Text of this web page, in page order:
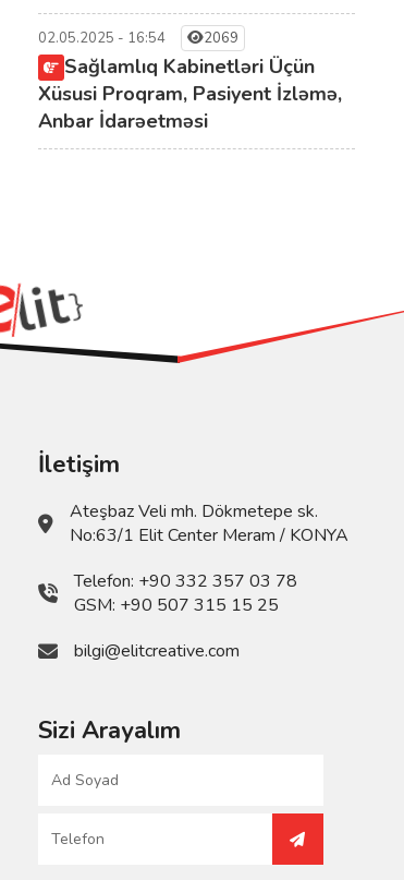
02.05.2025 - 16:54 2069
Sağlamlıq Kabinetləri Üçün
Xüsusi Proqram, Pasiyent İzləmə,
Anbar İdarəetməsi
İletişim
Ateşbaz Veli mh. Dökmetepe sk.
No:63/1 Elit Center Meram / KONYA
Telefon: +90 332 357 03 78
GSM: +90 507 315 15 25
bilgi@elitcreative.com
Sizi Arayalım